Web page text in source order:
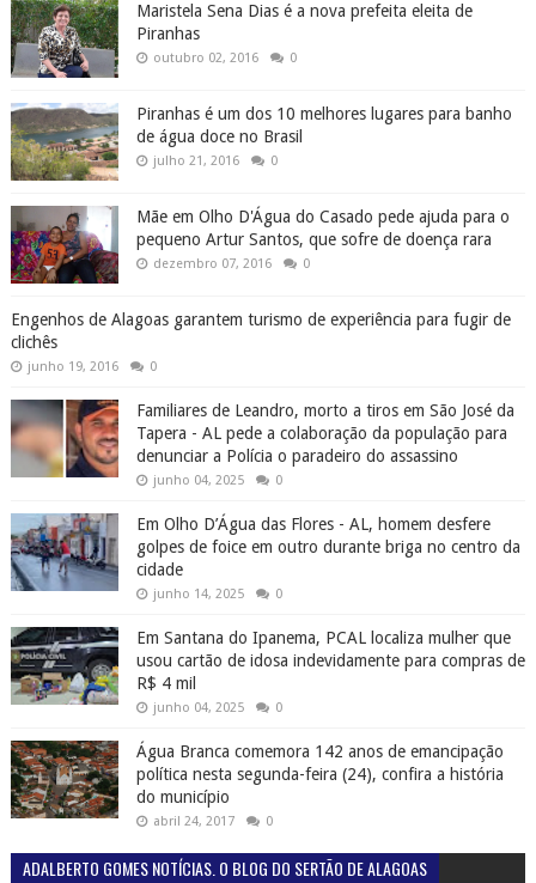
Maristela Sena Dias é a nova prefeita eleita de
Piranhas
outubro 02, 2016 0
Piranhas é um dos 10 melhores lugares para banho
de água doce no Brasil
julho 21, 2016 0
Mãe em Olho D'Água do Casado pede ajuda para o
pequeno Artur Santos, que sofre de doença rara
dezembro 07, 2016 0
Engenhos de Alagoas garantem turismo de experiência para fugir de
clichês
junho 19, 2016 0
Familiares de Leandro, morto a tiros em São José da
Tapera - AL pede a colaboração da população para
denunciar a Polícia o paradeiro do assassino
junho 04, 2025 0
Em Olho D’Água das Flores - AL, homem desfere
golpes de foice em outro durante briga no centro da
cidade
junho 14, 2025 0
Em Santana do Ipanema, PCAL localiza mulher que
usou cartão de idosa indevidamente para compras de
R$ 4 mil
junho 04, 2025 0
Água Branca comemora 142 anos de emancipação
política nesta segunda-feira (24), confira a história
do município
abril 24, 2017 0
ADALBERTO GOMES NOTÍCIAS. O BLOG DO SERTÃO DE ALAGOAS